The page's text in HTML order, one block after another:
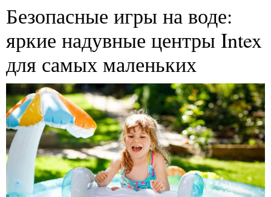
Безопасные игры на воде:
яркие надувные центры Intex
для самых маленьких